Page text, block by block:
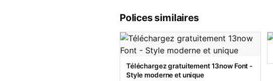
Polices similaires
Téléchargez gratuitement 13now Font -
Style moderne et unique